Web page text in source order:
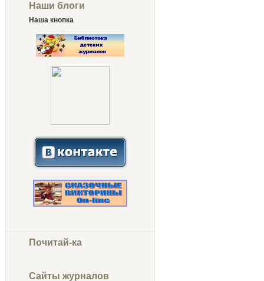
Наши блоги
Наша кнопка
Почитай-ка
Сайты журналов